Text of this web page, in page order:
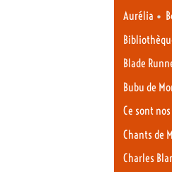
Aurélia •
Blade
Bubu de
Ce sont
Chants de
Charles